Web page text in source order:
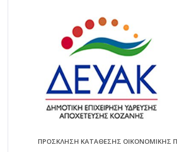
ΠΡΟΣΚΛΗΣΗ ΚΑΤΑΘΕΣΗΣ ΟΙΚΟΝΟΜΙΚΗΣ